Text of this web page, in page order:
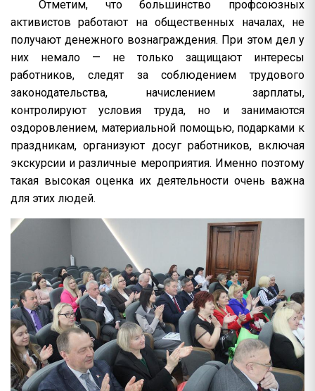
Отметим, что большинство профсоюзных
активистов работают на общественных началах, не
получают денежного вознаграждения. При этом дел у
них немало — не только защищают интересы
работников, следят за соблюдением трудового
законодательства, начислением зарплаты,
контролируют условия труда, но и занимаются
оздоровлением, материальной помощью, подарками к
праздникам, организуют досуг работников, включая
экскурсии и различные мероприятия. Именно поэтому
такая высокая оценка их деятельности очень важна
для этих людей.